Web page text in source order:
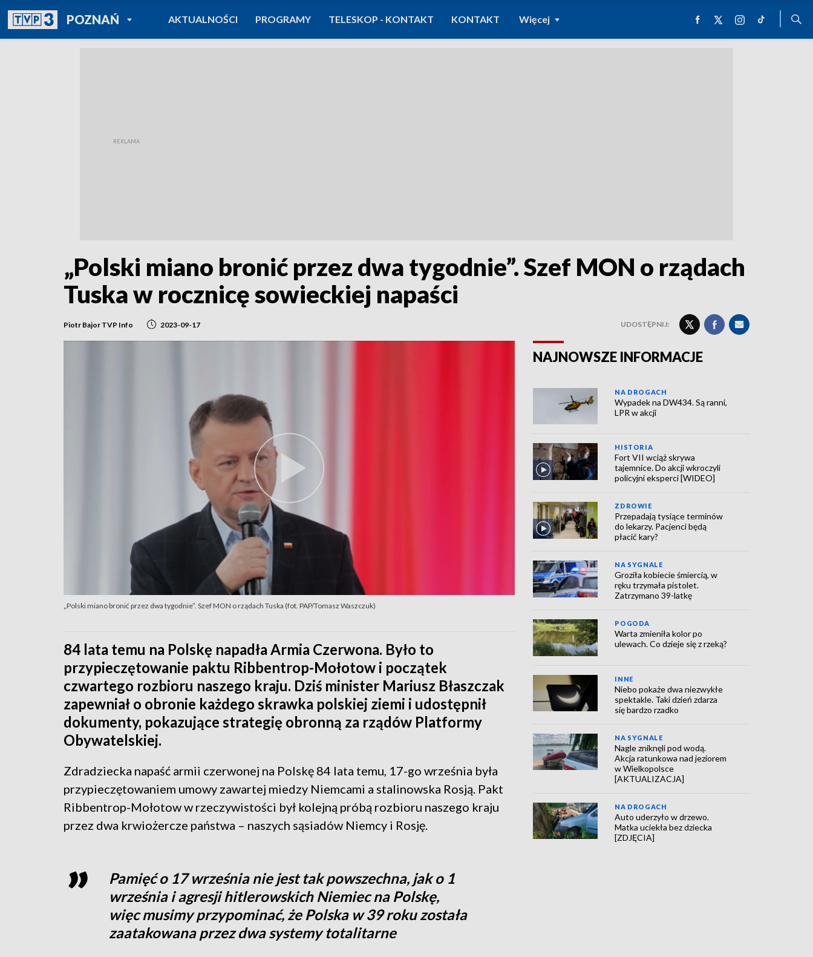
POZNAŃPOWRÓT DO
TVP REGIONY
AKTUALNOŚCI PROGRAMY TELESKOP - KONTAKT KONTAKT Więcej
„Polski miano bronić przez dwa tygodnie”. Szef MON o rządach
Tuska w rocznicę sowieckiej napaści
Piotr Bajor TVP Info 2023-09-17 UDOSTĘPNIJ:
„Polski miano bronić przez dwa tygodnie”. Szef MON o rządach Tuska (fot. PAP/Tomasz Waszczuk)
84 lata temu na Polskę napadła Armia Czerwona. Było to
przypieczętowanie paktu Ribbentrop-Mołotow i początek
czwartego rozbioru naszego kraju. Dziś minister Mariusz Błaszczak
zapewniał o obronie każdego skrawka polskiej ziemi i udostępnił
dokumenty, pokazujące strategię obronną za rządów Platformy
Obywatelskiej.
Zdradziecka napaść armii czerwonej na Polskę 84 lata temu, 17-go września była
przypieczętowaniem umowy zawartej miedzy Niemcami a stalinowska Rosją. Pakt
Ribbentrop-Mołotow w rzeczywistości był kolejną próbą rozbioru naszego kraju
przez dwa krwiożercze państwa – naszych sąsiadów Niemcy i Rosję.
Pamięć o 17 września nie jest tak powszechna, jak o 1
września i agresji hitlerowskich Niemiec na Polskę,
więc musimy przypominać, że Polska w 39 roku została
zaatakowana przez dwa systemy totalitarne
NAJNOWSZE INFORMACJE
NA DROGACH
Wypadek na DW434. Są ranni,
LPR w akcji
HISTORIA
Fort VII wciąż skrywa
tajemnice. Do akcji wkroczyli
policyjni eksperci [WIDEO]
ZDROWIE
Przepadają tysiące terminów
do lekarzy. Pacjenci będą
płacić kary?
NA SYGNALE
Groziła kobiecie śmiercią, w
ręku trzymała pistolet.
Zatrzymano 39-latkę
POGODA
Warta zmieniła kolor po
ulewach. Co dzieje się z rzeką?
INNE
Niebo pokaże dwa niezwykłe
spektakle. Taki dzień zdarza
się bardzo rzadko
NA SYGNALE
Nagle zniknęli pod wodą.
Akcja ratunkowa nad jeziorem
w Wielkopolsce
[AKTUALIZACJA]
NA DROGACH
Auto uderzyło w drzewo.
Matka uciekła bez dziecka
[ZDJĘCIA]